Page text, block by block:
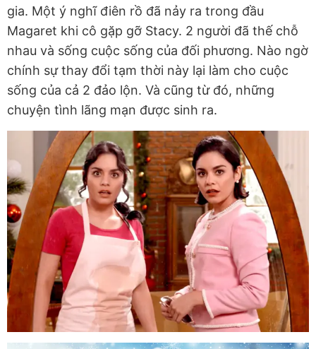
gia. Một ý nghĩ điên rồ đã nảy ra trong đầu
Magaret khi cô gặp gỡ Stacy. 2 người đã thế chỗ
nhau và sống cuộc sống của đối phương. Nào ngờ
chính sự thay đổi tạm thời này lại làm cho cuộc
sống của cả 2 đảo lộn. Và cũng từ đó, những
chuyện tình lãng mạn được sinh ra.